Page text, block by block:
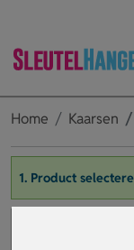
Home Kaarsen
1. Product